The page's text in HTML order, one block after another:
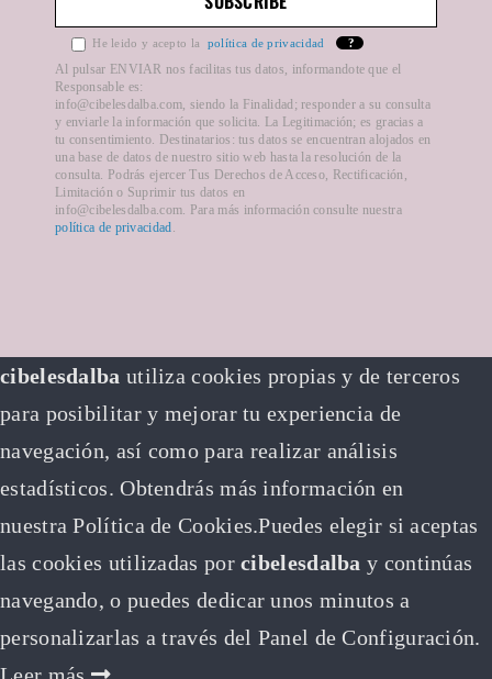
Formas de pago
Plazos de entrega
He leido y acepto la política de privacidad ?
Al pulsar ENVIAR nos facilitas tus datos, informandote que el
Responsable es:
info@cibelesdalba.com, siendo la Finalidad; responder a su consulta
y enviarle la información que solicita. La Legitimación; es gracias a
tu consentimiento. Destinatarios: tus datos se encuentran alojados en
una base de datos de nuestro sitio web hasta la resolución de la
consulta. Podrás ejercer Tus Derechos de Acceso, Rectificación,
Limitación o Suprimir tus datos en
info@cibelesdalba.com. Para más información consulte nuestra
política de privacidad.
cibelesdalba utiliza cookies propias y de terceros
para posibilitar y mejorar tu experiencia de
navegación, así como para realizar análisis
estadísticos. Obtendrás más información en
nuestra Política de Cookies.Puedes elegir si aceptas
las cookies utilizadas porcibelesdalbay continúas
navegando, o puedes dedicar unos minutos a
personalizarlas a través del Panel de Configuración.